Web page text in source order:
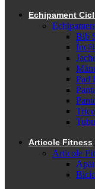
Echipament
Bib
Pad
Articole Fitness
Articole